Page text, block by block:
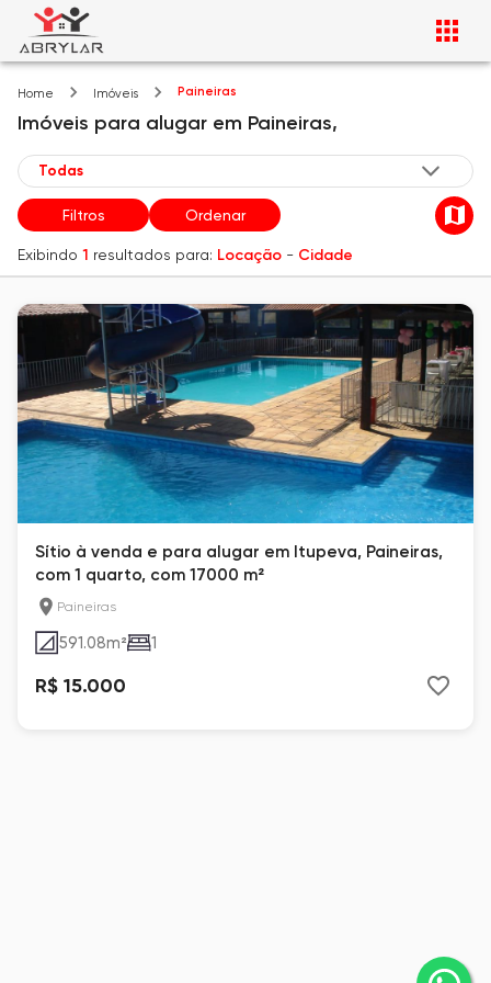
Home Imóveis Paineiras
Imóveis para alugar em Paineiras,
Filtros Ordenar
Exibindo 1 resultados para: Locação - Cidade
Sítio à venda e para alugar em Itupeva, Paineiras,
com 1 quarto, com 17000 m²
Paineiras
591.08m² 1
R$ 15.000